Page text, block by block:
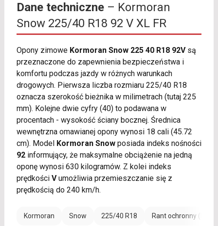
Dane techniczne– Kormoran
Snow 225/40 R18 92 V XL FR
Opony zimowe Kormoran Snow 225 40 R18 92Vsą
przeznaczone do zapewnienia bezpieczeństwa i
komfortu podczas jazdy w różnych warunkach
drogowych. Pierwsza liczba rozmiaru 225/40 R18
oznacza szerokość bieżnika w milimetrach (tutaj 225
mm). Kolejne dwie cyfry (40) to podawana w
procentach - wysokość ściany bocznej. Średnica
wewnętrzna omawianej opony wynosi 18 cali (45.72
cm). Model Kormoran Snowposiada indeks nośności
92informujący, że maksymalne obciążenie na jedną
oponę wynosi 630 kilogramów. Z kolei indeks
prędkości Vumożliwia przemieszczanie się z
prędkością do 240 km/h.
Kormoran Snow 225/40 R18 Rant ochronny (FR)